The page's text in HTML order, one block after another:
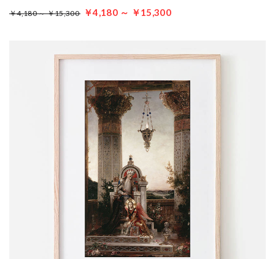
￥4,180 ～ ￥15,300 ￥4,180 ～ ￥15,300